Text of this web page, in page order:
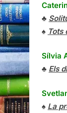
♣
♠ Tots
Sílvia
♣ Els
♠ La